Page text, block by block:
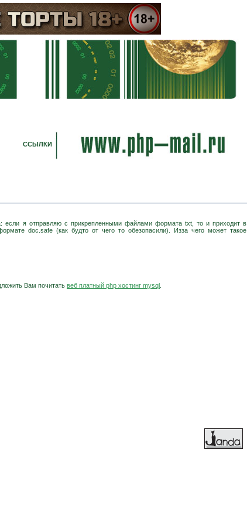
ССЫЛКИ
если я отправляю с прикрепленными файлами формата txt, то и приходит в
doc.safe (как будто от чего то обезопасили). Изза чего может такое
Вам почитать веб платный php хостинг mysql